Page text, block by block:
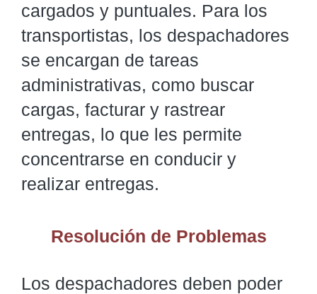
cargados y puntuales. Para los
transportistas, los despachadores
se encargan de tareas
administrativas, como buscar
cargas, facturar y rastrear
entregas, lo que les permite
concentrarse en conducir y
realizar entregas.
Resolución de Problemas
Los despachadores deben poder